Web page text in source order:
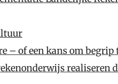
– of een kans om begrip
realiseren